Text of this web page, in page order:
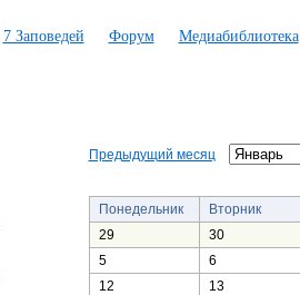
7 Заповедей Форум Медиабиблиотека
Предыдущий месяц
Понедельник
Вторник
29
30
5
6
12
13